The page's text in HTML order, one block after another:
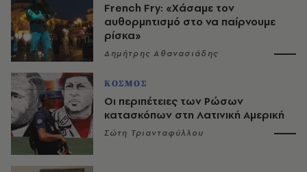
French Fry: «Χάσαμε τον
αυθορμητισμό στο να παίρνουμε
ρίσκα»
Δημήτρης Αθανασιάδης
ΚΟΣΜΟΣ
Οι περιπέτειες των Ρώσων
κατασκόπων στη Λατινική Αμερική
Σώτη Τριανταφύλλου